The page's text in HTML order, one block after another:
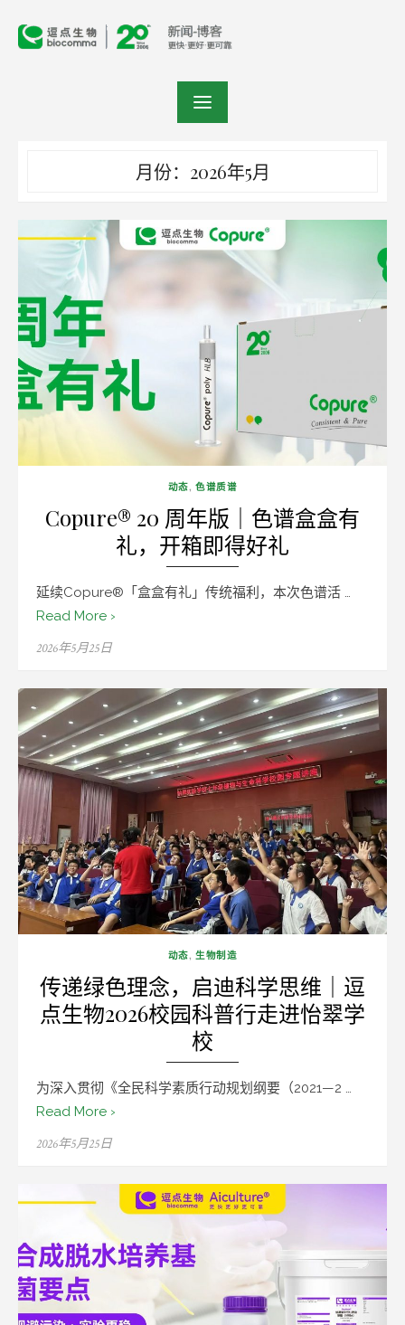
月份：2026年5月
动态, 色谱质谱
Copure® 20 周年版｜色谱盒盒有
礼，开箱即得好礼
延续Copure®「盒盒有礼」传统福利，本次色谱活 …
Read More ›
Posted
2026年5月25日
动态, 生物制造
传递绿色理念，启迪科学思维｜逗
点生物2026校园科普行走进怡翠学
校
为深入贯彻《全民科学素质行动规划纲要（2021—2 …
Read More ›
Posted
2026年5月25日